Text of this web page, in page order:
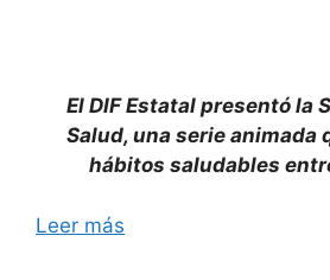
El DIF Estatal presentó la
Salud, una serie animada
hábitos saludables
Leer más